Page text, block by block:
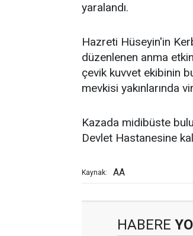
yaralandı.
Hazreti Hüseyin'in
düzenlenen anma
çevik kuvvet ekibinin
mevkisi yakınlarında
Kazada midibüste
Devlet Hastanesine
Kaynak: AA
HABERE